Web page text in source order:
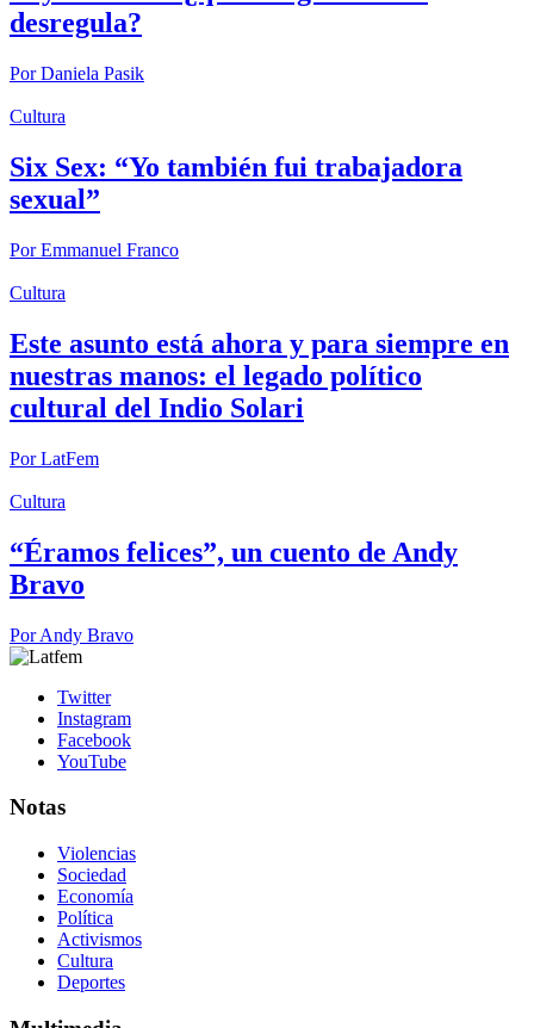
desregula?
PorDaniela Pasik
Cultura
Six Sex: “Yo también fui trabajadora
sexual”
PorEmmanuel Franco
Cultura
Este asunto está ahora y para siempre en
nuestras manos: el legado político
cultural del Indio Solari
PorLatFem
Cultura
“Éramos felices”, un cuento de Andy
Bravo
PorAndy Bravo
Twitter
Instagram
Facebook
YouTube
Notas
Violencias
Sociedad
Economía
Política
Activismos
Cultura
Deportes